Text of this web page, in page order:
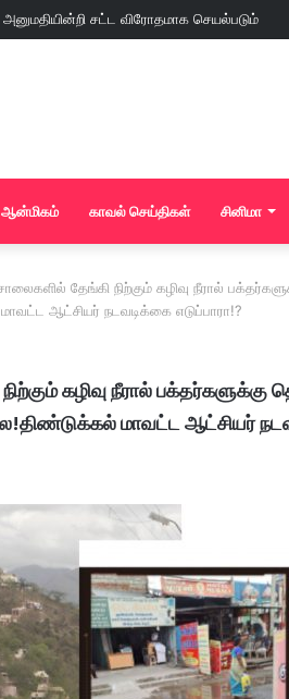
ஆன்மிகம் காவல் செய்திகள் சினிமா
தேங்கி நிற்கும் கழிவு நீரால்
ஆட்சியர் நடவடிக்கை எடுப்பாரா!?
கழிவு நீரால்
மாவட்ட ஆட்சியர்